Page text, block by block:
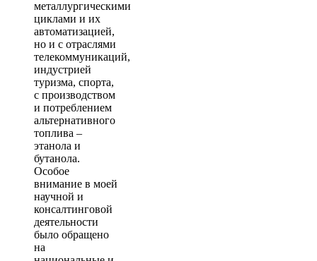
металлургическими
циклами и их
автоматизацией,
но и с отраслями
телекоммуникаций,
индустрией
туризма, спорта,
с производством
и потреблением
альтернативного
топлива –
этанола и
бутанола.
Особое
внимание в моей
научной и
консалтинговой
деятельности
было обращено
на